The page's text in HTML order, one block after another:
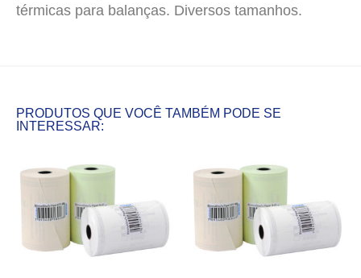
térmicas para balanças. Diversos tamanhos.
PRODUTOS QUE VOCÊ TAMBÉM PODE SE
INTERESSAR: